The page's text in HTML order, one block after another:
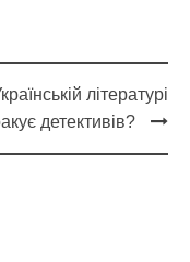
літературі
детективів?